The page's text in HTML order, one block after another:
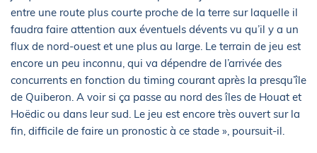
entre une route plus courte proche de la terre sur laquelle il
faudra faire attention aux éventuels dévents vu qu’il y a un
flux de nord-ouest et une plus au large. Le terrain de jeu est
encore un peu inconnu, qui va dépendre de l’arrivée des
concurrents en fonction du timing courant après la presqu’île
de Quiberon. A voir si ça passe au nord des îles de Houat et
Hoëdic ou dans leur sud. Le jeu est encore très ouvert sur la
fin, difficile de faire un pronostic à ce stade », poursuit-il.